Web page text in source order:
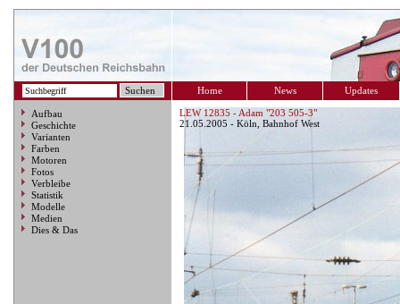
Home News Updates
Aufbau
Geschichte
Varianten
Farben
Motoren
Fotos
Verbleibe
Statistik
Modelle
Medien
Dies & Das
LEW 12835 - Adam "203 505-3"
21.05.2005 - Köln, Bahnhof West